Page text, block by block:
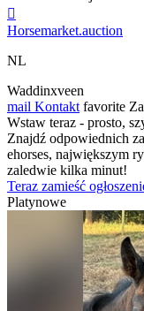

Horsemarket.auction
NL
Waddinxveen
mail Kontakt favorite
Wstaw teraz - prosto,
Znajdź odpowiednich
ehorses, największym
zaledwie kilka minut!
Teraz zamieść
Platynowe